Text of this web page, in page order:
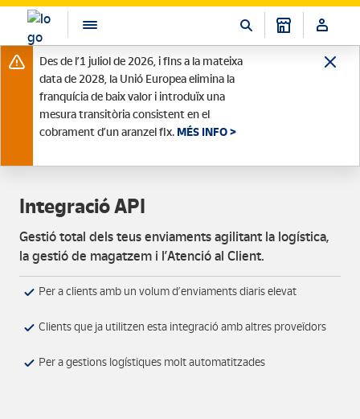
Des de l’1 juliol de 2026, i fins a la mateixa
data de 2028, la Unió Europea elimina la
franquícia de baix valor i introduïx una
mesura transitòria consistent en el
cobrament d’un aranzel fix. MÉS INFO >
Integració API
Gestió total dels teus enviaments agilitant la logística,
la gestió de magatzem i l’Atenció al Client.
Per a clients amb un volum d’enviaments diaris elevat
Clients que ja utilitzen esta integració amb altres proveïdors
Per a gestions logístiques molt automatitzades